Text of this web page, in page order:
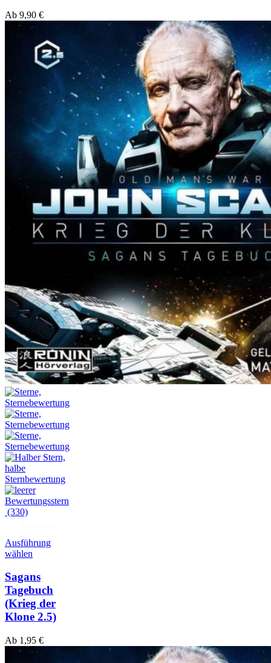
Ab 9,90 €
(330)
Ausführung
wählen
Sagans
Tagebuch
(Krieg der
Klone 2.5)
Ab 1,95 €